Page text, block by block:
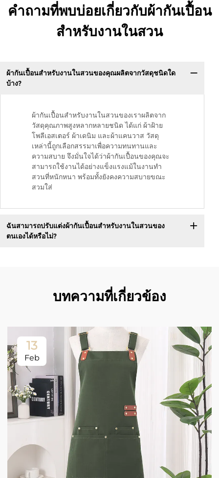
คำถามที่พบบ่อยเกี่ยวกับผ้ากันเปื้อน
สำหรับงานในสวน
ผ้ากันเปื้อนสำหรับงานในสวนของคุณผลิตจากวัสดุชนิดใด
บ้าง?
ผ้ากันเปื้อนสำหรับงานในสวนของเราผลิตจาก
วัสดุคุณภาพสูงหลากหลายชนิด ได้แก่ ผ้าฝ้าย
โพลีเอสเตอร์ ผ้าเดนิม และผ้าแคนวาส วัสดุ
เหล่านี้ถูกเลือกสรรมาเพื่อความทนทานและ
ความสบาย จึงมั่นใจได้ว่าผ้ากันเปื้อนของคุณจะ
สามารถใช้งานได้อย่างแข็งแรงแม้ในงานทำ
สวนที่หนักหนา พร้อมทั้งยังคงความสบายขณะ
สวมใส่
ฉันสามารถปรับแต่งผ้ากันเปื้อนสำหรับงานในสวนของ
ตนเองได้หรือไม่?
บทความที่เกี่ยวข้อง
13
Feb